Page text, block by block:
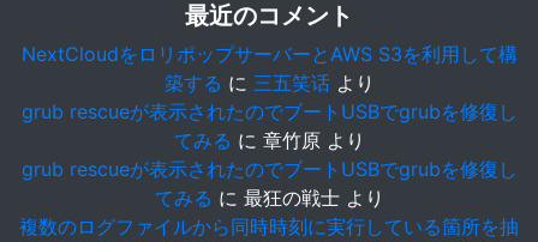
最近のコメント
NextCloudをロリポップサーバーとAWS S3を利用して構
築する に 三五笑话より
grub rescueが表示されたのでブートUSBでgrubを修復し
てみる に 章竹原より
grub rescueが表示されたのでブートUSBでgrubを修復し
てみる に 最狂の戦士より
複数のログファイルから同時時刻に実行している箇所を抽